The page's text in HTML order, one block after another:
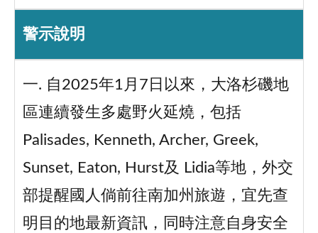
警示說明
一. 自2025年1月7日以來，大洛杉磯地
區連續發生多處野火延燒，包括
Palisades, Kenneth, Archer, Greek,
Sunset, Eaton, Hurst及 Lidia等地，外交
部提醒國人倘前往南加州旅遊，宜先查
明目的地最新資訊，同時注意自身安全